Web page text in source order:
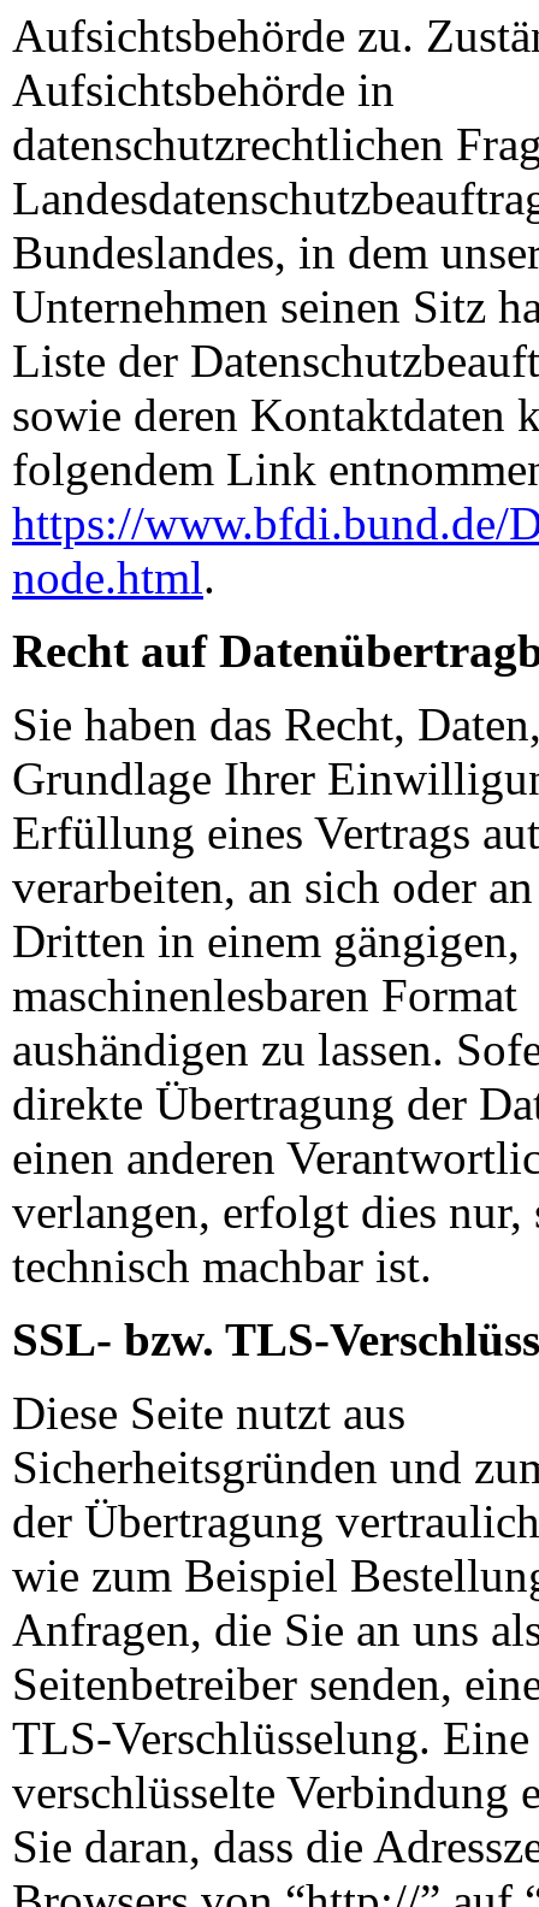
Aufsichtsbehörde zu.
Aufsichtsbehörde in
datenschutzrechtlichen
Bundeslandes, in dem
Unternehmen seinen Sitz
Liste der
sowie deren Kontaktdaten
folgendem Link
https://www.bfdi.bund.de/
node.html.
Recht auf
Sie haben das Recht,
Grundlage Ihrer
Erfüllung eines Vertrags
verarbeiten, an sich oder
Dritten in einem gängigen,
maschinenlesbaren Format
aushändigen zu lassen.
direkte Übertragung der
einen anderen
verlangen, erfolgt dies nur,
technisch machbar ist.
SSL- bzw. TLS-
Diese Seite nutzt aus
Sicherheitsgründen und
der Übertragung
wie zum Beispiel
Anfragen, die Sie an uns
Seitenbetreiber senden,
TLS-Verschlüsselung. Eine
verschlüsselte Verbindung
Sie daran, dass die